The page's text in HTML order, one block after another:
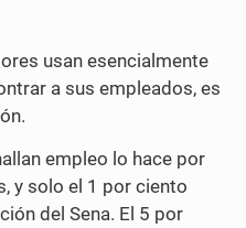
usan esencialmente
a sus empleados, es
empleo lo hace por
y solo el 1 por ciento
del Sena. El 5 por